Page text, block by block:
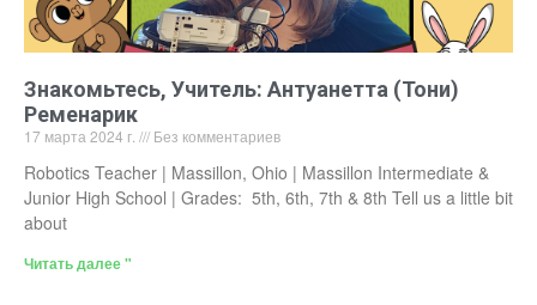
Знакомьтесь, Учитель: Антуанетта (Тони)
Ременарик
17 марта 2024 г. Без комментариев
Robotics Teacher | Massillon, Ohio | Massillon Intermediate &
Junior High School | Grades: 5th, 6th, 7th & 8th Tell us a little bit
about
Читать далее "